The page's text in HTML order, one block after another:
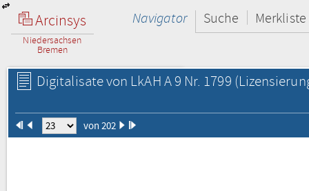
Arcinsys
Niedersachsen
Bremen
Navigator Suche Merkliste
Digitalisate von LkAH A 9 Nr. 1799
von 202